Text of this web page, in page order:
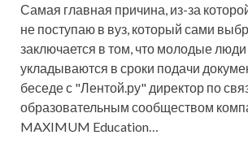
Самая главная причина, из-за
не поступаю в вуз, который сами
заключается в том, что молодые
укладываются в сроки подачи
беседе с "Лентой.ру" директор по
образовательным сообществом
MAXIMUM Education…